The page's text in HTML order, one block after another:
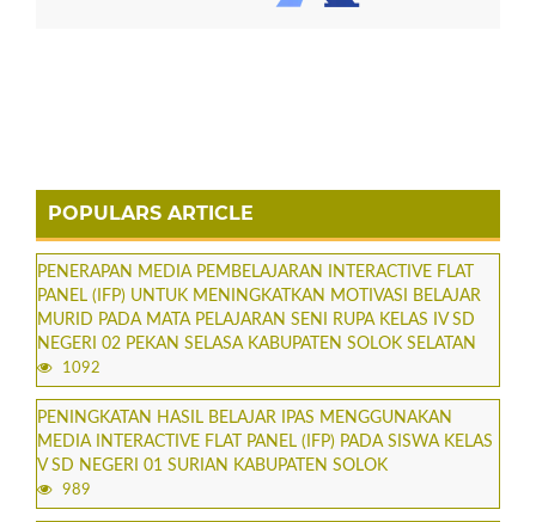
POPULARS ARTICLE
PENERAPAN MEDIA PEMBELAJARAN INTERACTIVE FLAT
PANEL (IFP) UNTUK MENINGKATKAN MOTIVASI BELAJAR
MURID PADA MATA PELAJARAN SENI RUPA KELAS IV SD
NEGERI 02 PEKAN SELASA KABUPATEN SOLOK SELATAN
1092
PENINGKATAN HASIL BELAJAR IPAS MENGGUNAKAN
MEDIA INTERACTIVE FLAT PANEL (IFP) PADA SISWA KELAS
V SD NEGERI 01 SURIAN KABUPATEN SOLOK
989